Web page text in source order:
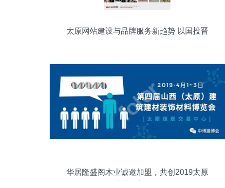
太原网站建设与品牌服务新趋势 以国投晋
华居隆盛阁木业诚邀加盟，共创2019太原